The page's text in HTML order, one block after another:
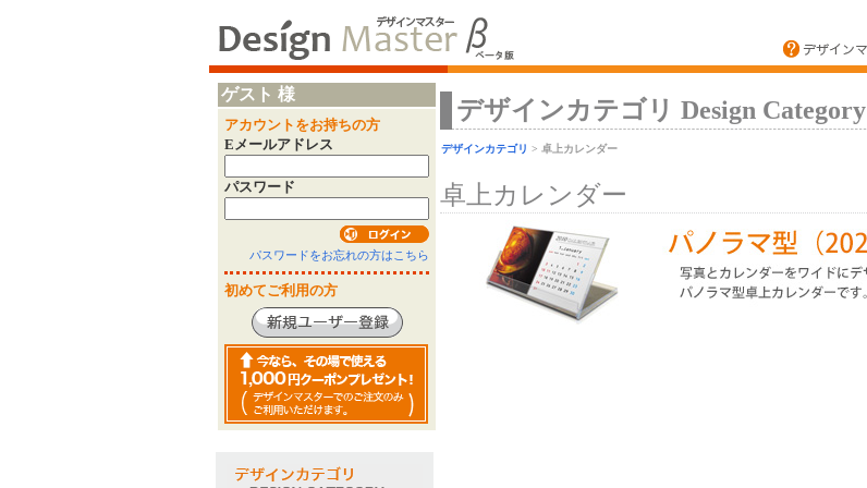
ゲスト 様
アカウントをお持ちの方
Eメールアドレス
パスワード
パスワードをお忘れの方はこちら
初めてご利用の方
デザインカテゴリ Design Category
デザインカテゴリ > 卓上カレンダー
卓上カレンダー